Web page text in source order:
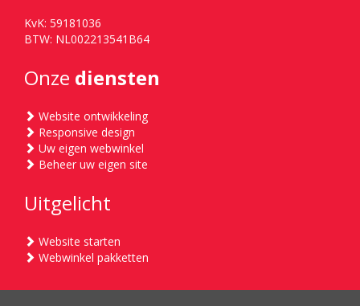
KvK: 59181036
BTW: NL002213541B64
Onze diensten
Website ontwikkeling
Responsive design
Uw eigen webwinkel
Beheer uw eigen site
Uitgelicht
Website starten
Webwinkel pakketten